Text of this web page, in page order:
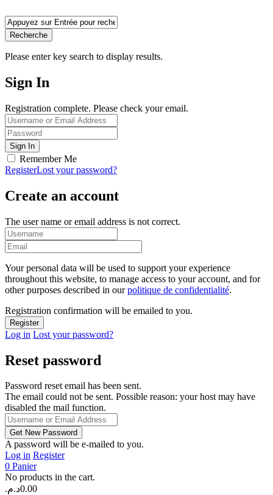
Recherche
Please enter key search to display results.
Sign In
Registration complete. Please check your email.
Remember Me
RegisterLost your password?
Create an account
The user name or email address is not correct.
Your personal data will be used to support your experience
throughout this website, to manage access to your account, and for
other purposes described in ourpolitique de confidentialité.
Registration confirmation will be emailed to you.
Log in Lost your password?
Reset password
Password reset email has been sent.
The email could not be sent. Possible reason: your host may have
disabled the mail function.
A password will be e-mailed to you.
Log in Register
0 Panier
No products in the cart.
0.00د.م.